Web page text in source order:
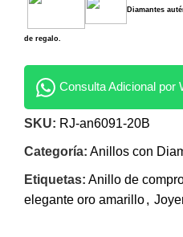
Diamantes
de regalo.
Consulta Adicional por
SKU: RJ-an6091-20B
Categoría: Anillos con
Etiquetas: Anillo de
elegante oro amarillo,